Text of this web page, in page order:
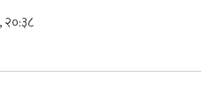
२०:३८